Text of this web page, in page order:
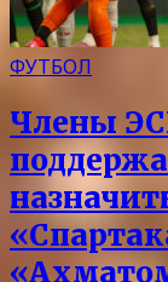
ФУТБОЛ
Члены